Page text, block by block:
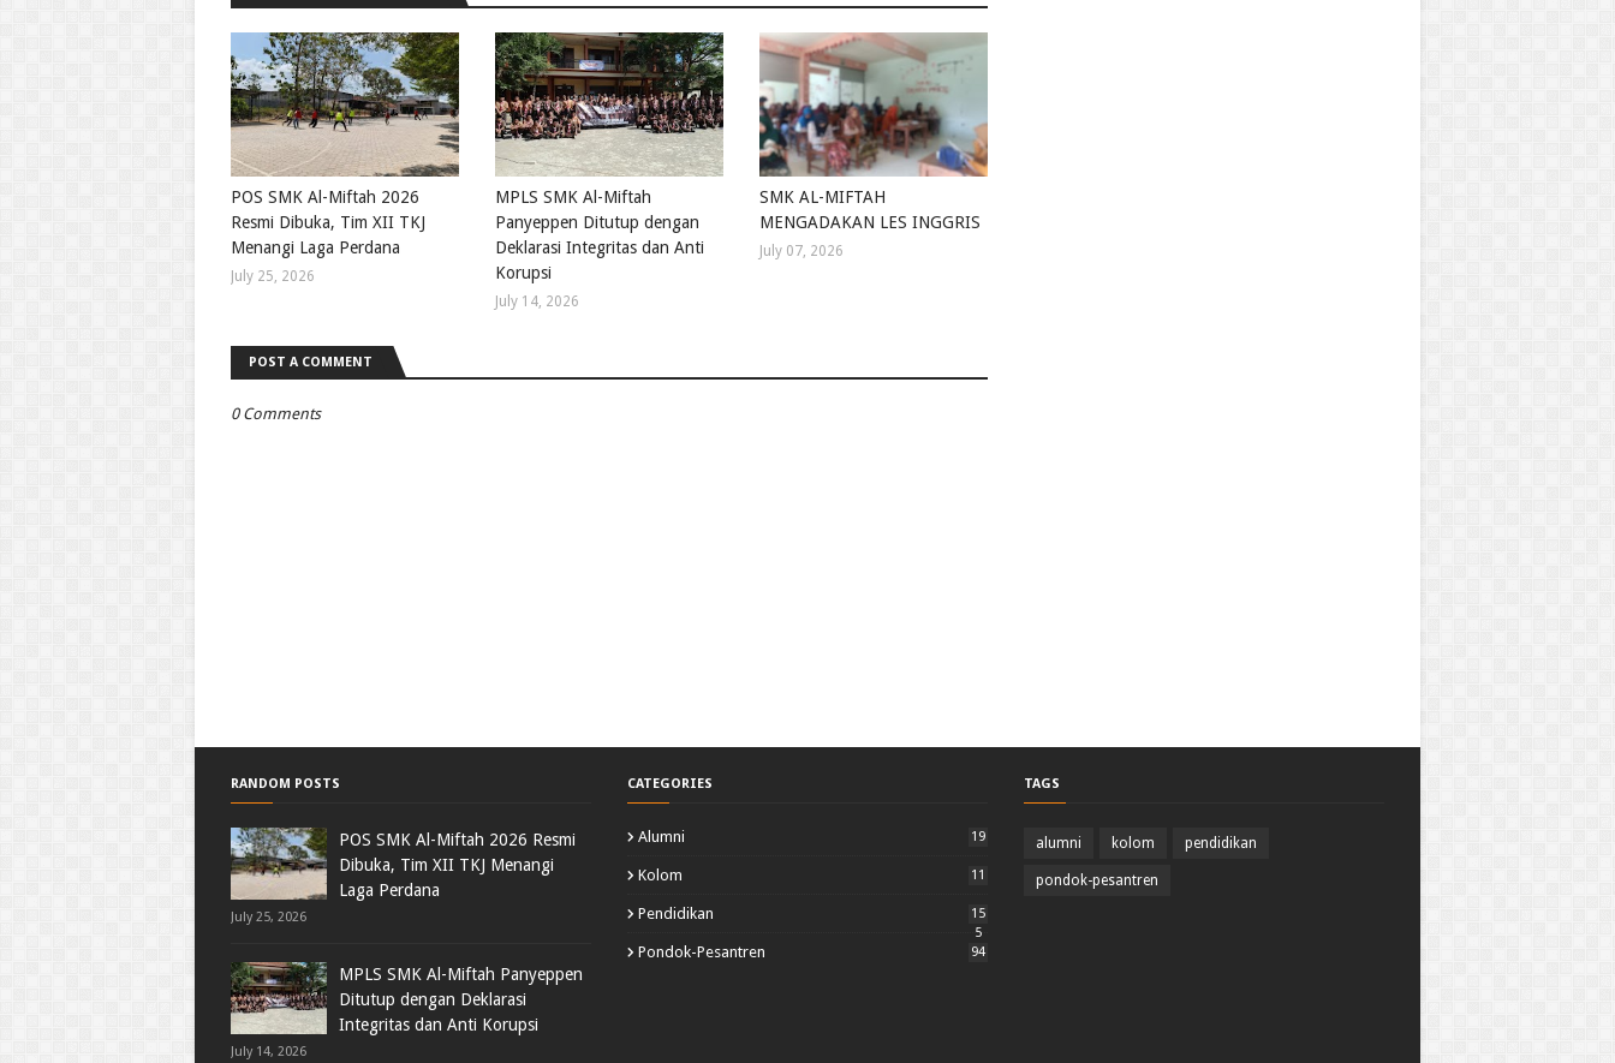
POS SMK Al-Miftah 2026
Resmi Dibuka, Tim XII TKJ
Menangi Laga Perdana
July 25, 2026
MPLS SMK Al-Miftah
Panyeppen Ditutup dengan
Deklarasi Integritas dan Anti
Korupsi
July 14, 2026
SMK AL-MIFTAH
MENGADAKAN LES INGGRIS
July 07, 2026
POST A COMMENT
0 Comments
RANDOM POSTS
POS SMK Al-Miftah 2026 Resmi
Dibuka, Tim XII TKJ Menangi
Laga Perdana
July 25, 2026
MPLS SMK Al-Miftah Panyeppen
Ditutup dengan Deklarasi
Integritas dan Anti Korupsi
July 14, 2026
CATEGORIES
Alumni 19
Kolom 11
Pendidikan
15
5
Pondok-Pesantren 94
TAGS
alumni kolom pendidikan
pondok-pesantren